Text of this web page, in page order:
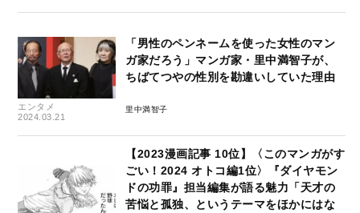
エンタメ
2024.03.21
「男性のペンネームを使った女性のマン
ガ家だろう」マンガ家・里中満智子が、
ちばてつやの性別を勘違いしていた理由
里中満智子
【2023漫画記事 10位】〈このマンガがす
ごい！2024 オトコ編1位〉『ダイヤモン
ドの功罪』担当編集が語る魅力「天才の
苦悩と孤独、というテーマをほかにはな